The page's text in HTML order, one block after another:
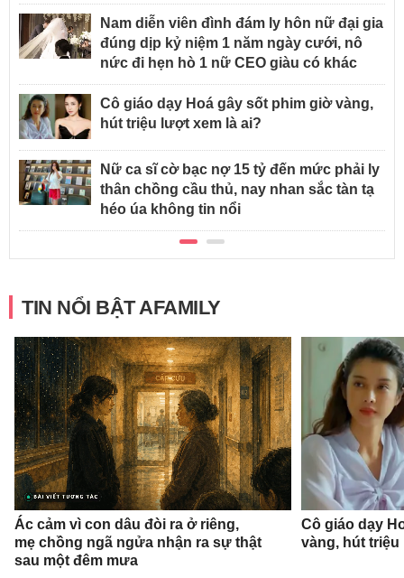
Nam diễn viên đình đám ly hôn nữ đại gia
đúng dịp kỷ niệm 1 năm ngày cưới, nô
nức đi hẹn hò 1 nữ CEO giàu có khác
Cô giáo dạy Hoá gây sốt phim giờ vàng,
hút triệu lượt xem là ai?
Nữ ca sĩ cờ bạc nợ 15 tỷ đến mức phải ly
thân chồng cầu thủ, nay nhan sắc tàn tạ
héo úa không tin nổi
TIN NỔI BẬT AFAMILY
Ác cảm vì con dâu đòi ra ở riêng,
mẹ chồng ngã ngửa nhận ra sự thật
sau một đêm mưa
Cô giáo dạy
vàng, hút